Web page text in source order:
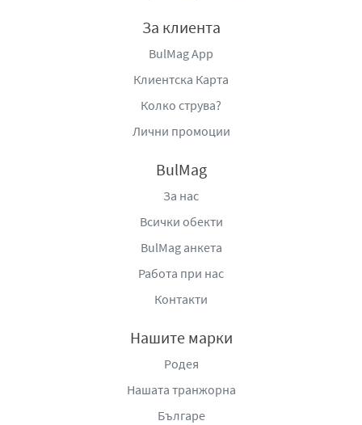
За клиента
BulMag App
Клиентска Карта
Колко струва?
Лични промоции
BulMag
За нас
Всички обекти
BulMag анкета
Работа при нас
Контакти
Нашите марки
Родея
Нашата транжорна
Българе